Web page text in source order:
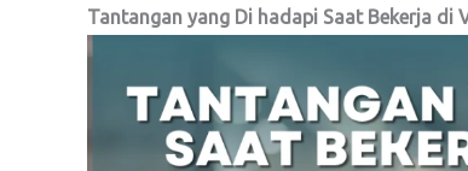
Tantangan yang Di hadapi Saat Bekerja di